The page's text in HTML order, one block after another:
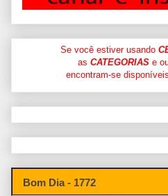
Se você estiver usando
as CATEGORIASe
encontram-se
Bom Dia - 1772